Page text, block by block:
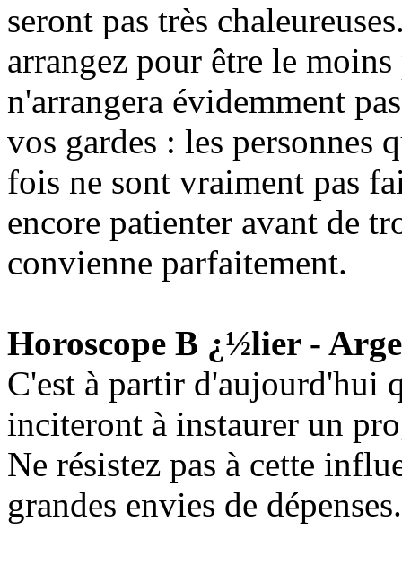
seront pas très
arrangez pour être le
n'arrangera évidemment
vos gardes : les personnes
fois ne sont vraiment pas
encore patienter avant de
convienne parfaitement.
Horoscope B ¿½lier -
C'est à partir d'aujourd'hui
inciteront à instaurer un
Ne résistez pas à cette
grandes envies de dépenses.